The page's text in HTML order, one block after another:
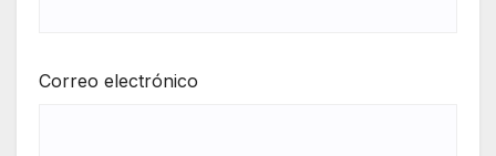
Correo electrónico